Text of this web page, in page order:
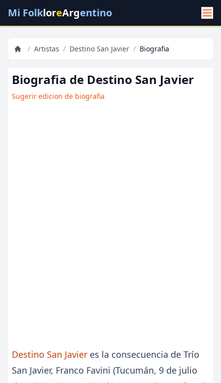
Mi FolkloreArgentino
/ Artistas / Destino San Javier / Biografia
Biografia de Destino San Javier
Sugerir edicion de biografia
Destino San Javier es la consecuencia de Trío
San Javier, Franco Favini (Tucumán, 9 de julio